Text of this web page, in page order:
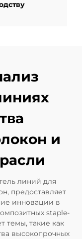
и
линий для
предоставляет
инновации в
staple-
темы, такие как
высокопрочных